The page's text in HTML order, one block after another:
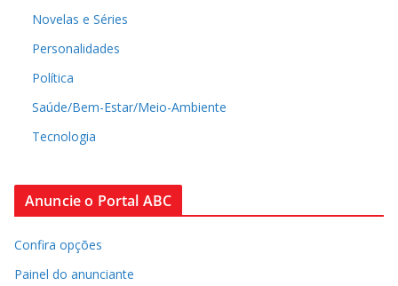
Novelas e Séries
Personalidades
Política
Saúde/Bem-Estar/Meio-Ambiente
Tecnologia
Anuncie o Portal ABC
Confira opções
Painel do anunciante